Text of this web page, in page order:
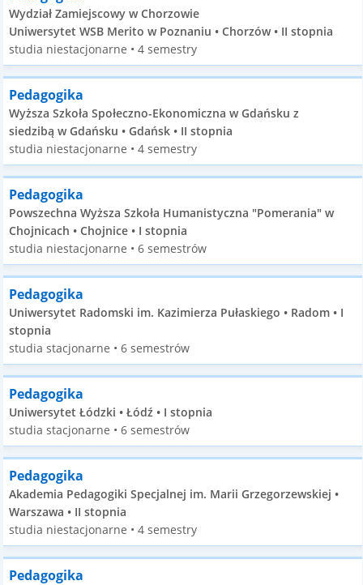
Wydział Zamiejscowy w Chorzowie
Uniwersytet WSB Merito w Poznaniu • Chorzów • II stopnia
studia niestacjonarne • 4 semestry
Pedagogika
Wyższa Szkoła Społeczno-Ekonomiczna w Gdańsku z
siedzibą w Gdańsku • Gdańsk • II stopnia
studia niestacjonarne • 4 semestry
Pedagogika
Powszechna Wyższa Szkoła Humanistyczna "Pomerania" w
Chojnicach • Chojnice • I stopnia
studia niestacjonarne • 6 semestrów
Pedagogika
Uniwersytet Radomski im. Kazimierza Pułaskiego • Radom • I
stopnia
studia stacjonarne • 6 semestrów
Pedagogika
Uniwersytet Łódzki • Łódź • I stopnia
studia stacjonarne • 6 semestrów
Pedagogika
Akademia Pedagogiki Specjalnej im. Marii Grzegorzewskiej •
Warszawa • II stopnia
studia niestacjonarne • 4 semestry
Pedagogika